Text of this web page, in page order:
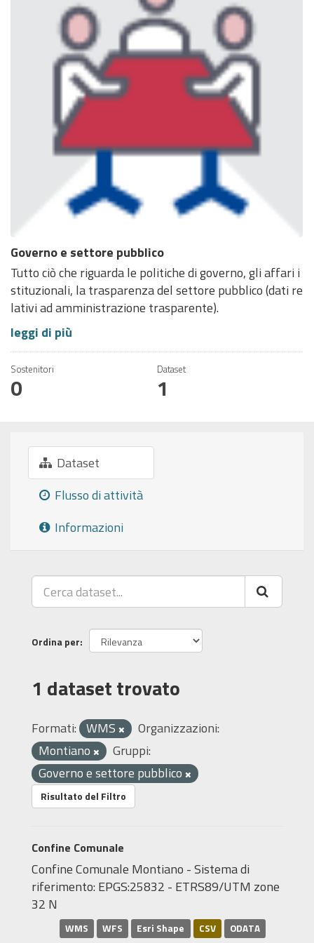
Governo e settore pubblico
Tutto ciò che riguarda le politiche di governo, gli affari i
stituzionali, la trasparenza del settore pubblico (dati re
lativi ad amministrazione trasparente).
leggi di più
Sostenitori
0
Dataset
1
Dataset
Flusso di attività
Informazioni
Ordina per
1 dataset trovato
Formati: WMS
Organizzazioni:
Montiano
Gruppi:
Governo e settore pubblico
Risultato del Filtro
Confine Comunale
Confine Comunale Montiano - Sistema di
riferimento: EPGS:25832 - ETRS89/UTM zone
32 N
WMS WFS Esri Shape CSV ODATA